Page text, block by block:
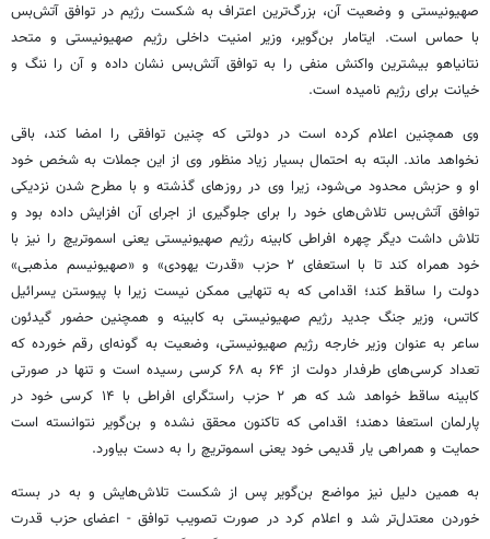
صهیونیستی و وضعیت آن، بزرگ‌ترین اعتراف به شکست رژیم در توافق آتش‌بس
با حماس است. ایتامار بن‌گویر، وزیر امنیت داخلی رژیم صهیونیستی و متحد
نتانیاهو بیشترین واکنش منفی را به توافق آتش‌بس نشان داده و آن را ننگ و
خیانت برای رژیم نامیده است.
وی همچنین اعلام کرده است در دولتی که چنین توافقی را امضا کند، باقی
نخواهد ماند. البته به احتمال بسیار زیاد منظور وی از این جملات به شخص خود
او و حزبش محدود می‌شود، زیرا وی در روزهای گذشته و با مطرح شدن نزدیکی
توافق آتش‌بس تلاش‌های خود را برای جلوگیری از اجرای آن افزایش داده بود و
تلاش داشت دیگر چهره افراطی کابینه رژیم صهیونیستی یعنی اسموتریچ را نیز با
خود همراه کند تا با استعفای ۲ حزب «قدرت یهودی» و «صهیونیسم مذهبی»
دولت را ساقط کند؛ اقدامی که به تنهایی ممکن نیست زیرا با پیوستن یسرائیل
کاتس، وزیر جنگ جدید رژیم صهیونیستی به کابینه و همچنین حضور گیدئون
ساعر به عنوان وزیر خارجه رژیم صهیونیستی، وضعیت به گونه‌ای رقم خورده که
تعداد کرسی‌های طرفدار دولت از ۶۴ به ۶۸ کرسی رسیده است و تنها در صورتی
کابینه ساقط خواهد شد که هر ۲ حزب راستگرای افراطی با ۱۴ کرسی خود در
پارلمان استعفا دهند؛ اقدامی که تاکنون محقق نشده و بن‌گویر نتوانسته است
حمایت و همراهی یار قدیمی خود یعنی اسموتریچ را به دست بیاورد.
به همین دلیل نیز مواضع بن‌گویر پس از شکست تلاش‌هایش و به در بسته
خوردن معتدل‌تر شد و اعلام کرد در صورت تصویب توافق - اعضای حزب قدرت